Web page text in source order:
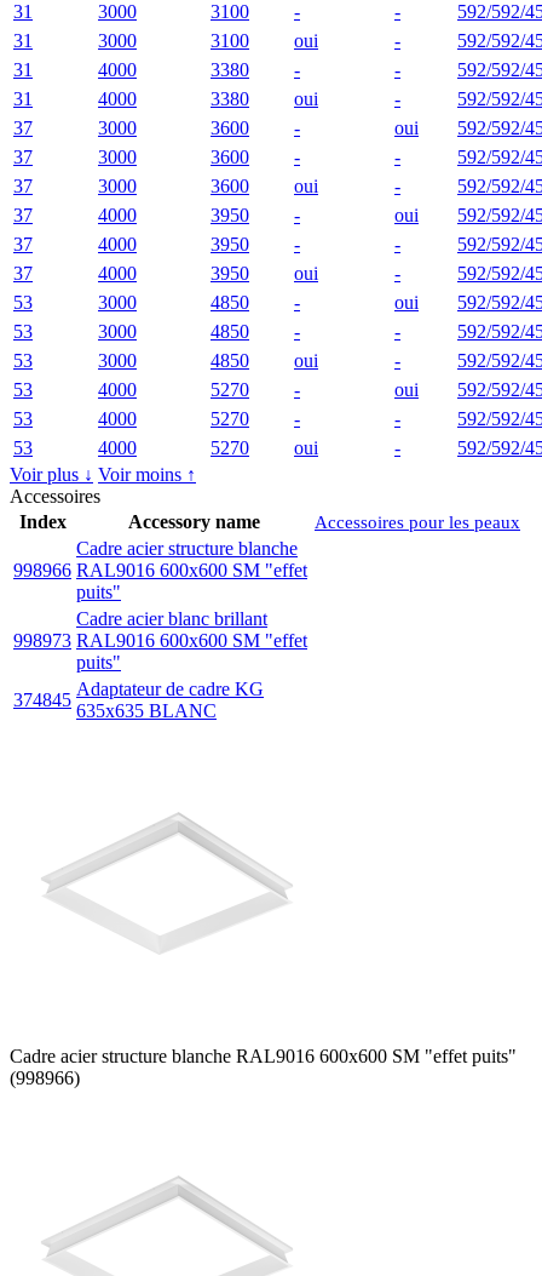
31
3000 3100 - -
592/592/
31
3000 3100 oui -
592/592/
31
4000 3380 - -
592/592/
31
4000 3380 oui -
592/592/
37
3000 3600 - oui
592/592/
37
3000 3600 - -
592/592/
37
3000 3600 oui -
592/592/
37
4000 3950 - oui
592/592/
37
4000 3950 - -
592/592/
37
4000 3950 oui -
592/592/
53
3000 4850 - oui
592/592/
53
3000 4850 - -
592/592/
53
3000 4850 oui -
592/592/
53
4000 5270 - oui
592/592/
53
4000 5270 - -
592/592/
53
4000 5270 oui -
592/592/
Voir plus ↓ Voir moins ↑
Accessoires
Accessoires pour les peaux
Index Accessory name
998966
Cadre acier structure blanche
RAL9016 600x600 SM "effet
puits"
998973
Cadre acier blanc brillant
RAL9016 600x600 SM "effet
puits"
374845
Adaptateur de cadre KG
635x635 BLANC
Cadre acier structure blanche RAL9016 600x600 SM "effet puits"
(998966)